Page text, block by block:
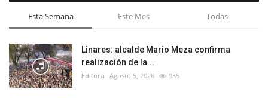
Esta Semana Este Mes Todas
Linares: alcalde Mario Meza confirma
realización de la...
Editora Agosto 5, 2026 935